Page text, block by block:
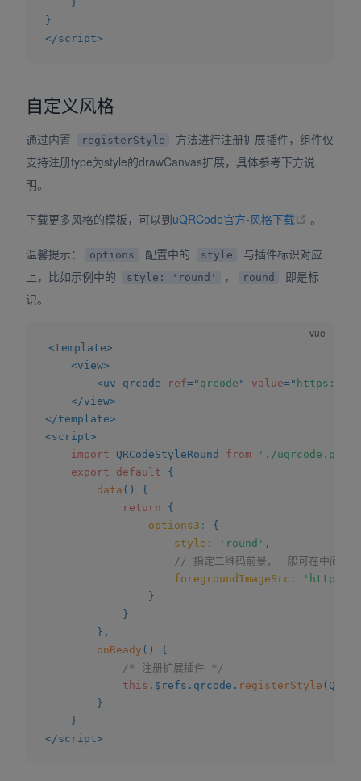
}
}
</script>
自定义风格
通过内置 registerStyle
方法进行注册扩展插件，组件仅
支持注册type为style的drawCanvas扩展，具体参考下方说
明。
下载更多风格的模板，可以到uQRCode官方-风格下载 (opens
。
温馨提示： options 配置中的 style
与插件标识对应
上，比如示例中的
style: 'round' ， round
即是标
识。
<template>
<view>
<uv-qrcode ref=" qrcode " value=" https://
</view>
</template>
<script>
import QRCodeStyleRound from
'./
export
default
{
data ( )
{
return
{
options3 :
{
style : 'round' ,
// 指定二维码前景，一般可在中间放
foregroundImageSrc :
'https://
}
}
} ,
onReady ( )
{
/* 注册扩展插件 */
this . $refs . qrcode . registerStyle (
}
}
</script>